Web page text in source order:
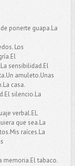
ponerte guapa.La
Los
sensibilidad.El
amuleto.Unas
casa.
silencio.La
verbal.EL
que sea.La
raíces.La
memoria.El tabaco.